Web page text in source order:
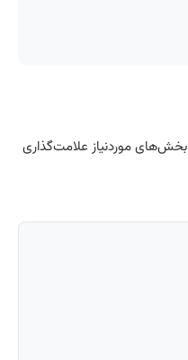
بخش‌های موردنیاز علامت‌گذاری